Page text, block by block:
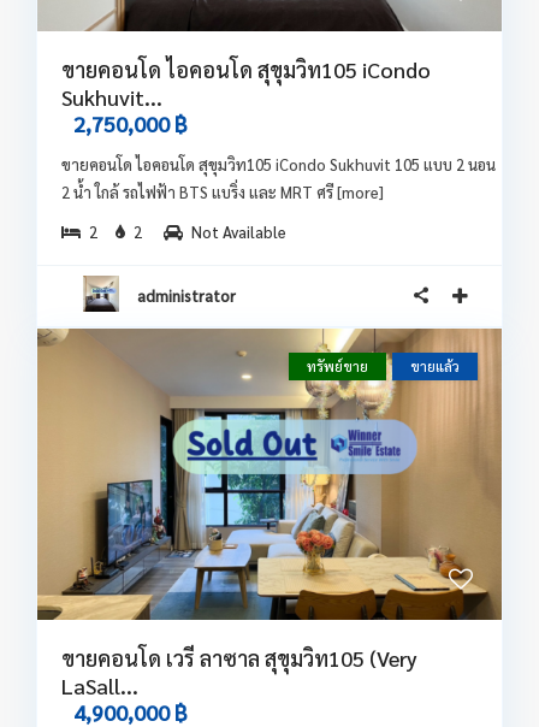
ขายคอนโด ไอคอนโด สุขุมวิท105 iCondo
Sukhuvit...
2,750,000 ฿
ขายคอนโด ไอคอนโด สุขุมวิท105 iCondo Sukhuvit 105 แบบ 2 นอน
2 น้ำ ใกล้ รถไฟฟ้า BTS แบริ่ง และ MRT ศรี[more]
2
2 Not Available
administrator
ทรัพย์ขาย ขายแล้ว
ขายคอนโด เวรี ลาซาล สุขุมวิท105 (Very
LaSall...
4,900,000 ฿